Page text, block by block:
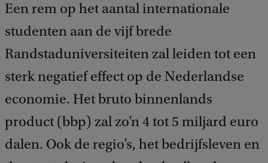
Een rem op het aantal internationale
studenten aan de vijf brede
Randstaduniversiteiten zal leiden tot een
sterk negatief effect op de Nederlandse
economie. Het bruto binnenlands
product (bbp) zal zo’n 4 tot 5 miljard euro
dalen. Ook de regio’s, het bedrijfsleven en